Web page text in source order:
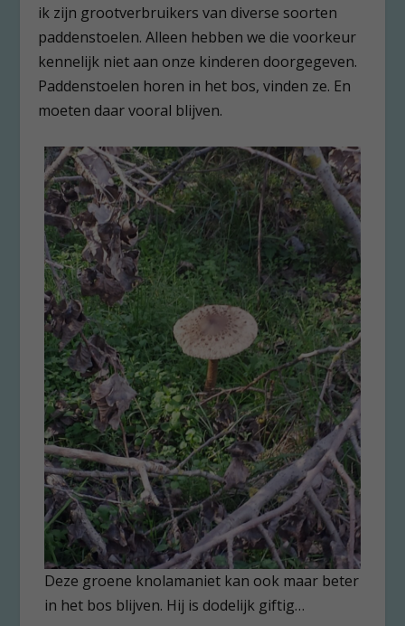
ik zijn grootverbruikers van diverse soorten
paddenstoelen. Alleen hebben we die voorkeur
kennelijk niet aan onze kinderen doorgegeven.
Paddenstoelen horen in het bos, vinden ze. En
moeten daar vooral blijven.
Deze groene knolamaniet kan ook maar beter
in het bos blijven. Hij is dodelijk giftig…